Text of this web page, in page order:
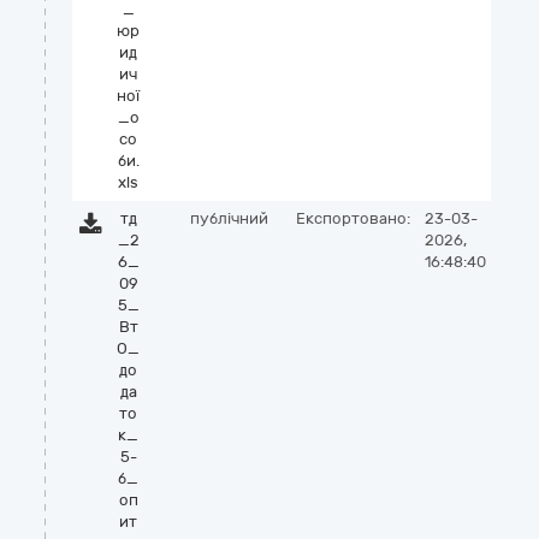
_
юр
ид
ич
ної
_о
со
би.
xls
тд
_2
6_
09
5_
Вт
О_
до
да
то
к_
5-
б_
оп
ит
публічний Експортовано:
23-03-
2026,
16:48:40